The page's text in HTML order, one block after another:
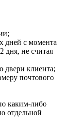
дней с момента
дня, не считая
двери клиента;
почтового
каким-либо
отдельной